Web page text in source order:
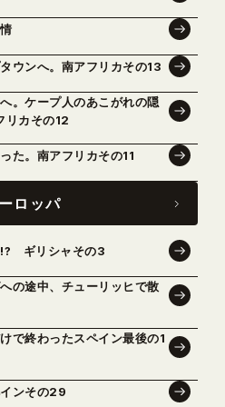
ウンへ。南アフリカその13
。ケープ人のあこがれの隠
リカその12
た。南アフリカその11
ロッパ
!? ギリシャその3
の途中、チューリッヒで散
で終わったスペイン最後の1
ンその29